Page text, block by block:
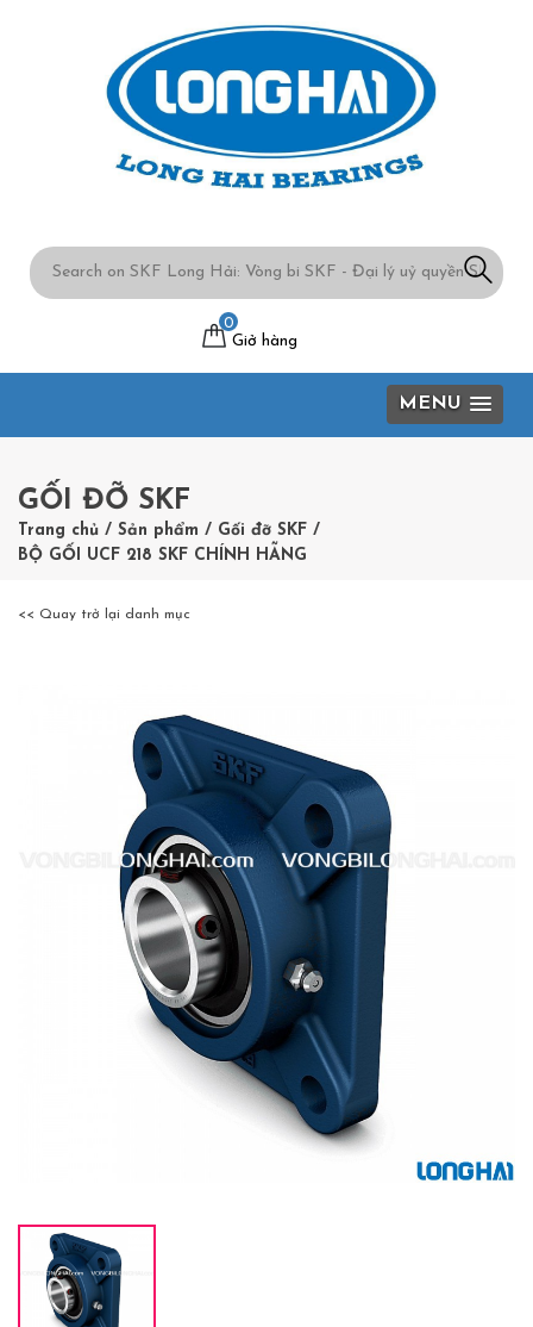
0
Giở hàng
MENU
GỐI ĐỠ SKF
Trang chủ / Sản phẩm / Gối đỡ SKF /
BỘ GỐI UCF 218 SKF CHÍNH HÃNG
<< Quay trở lại danh mục